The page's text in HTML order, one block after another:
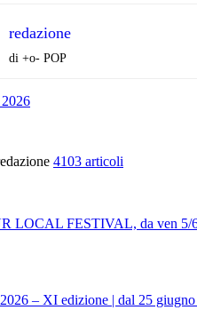
redazione
di +o- POP
4103 articoli
LOCAL FESTIVAL, da ven
– XI edizione | dal 25